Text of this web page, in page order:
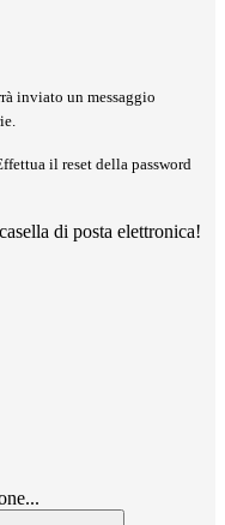
inviato un messaggio
il reset della password
di posta elettronica!